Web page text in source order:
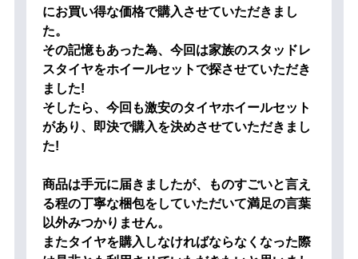
にお買い得な価格で購入させていただきまし
た。
その記憶もあった為、今回は家族のスタッドレ
スタイヤをホイールセットで探させていただき
ました!
そしたら、今回も激安のタイヤホイールセット
があり、即決で購入を決めさせていただきまし
た!
商品は手元に届きましたが、ものすごいと言え
る程の丁寧な梱包をしていただいて満足の言葉
以外みつかりません。
またタイヤを購入しなければならなくなった際